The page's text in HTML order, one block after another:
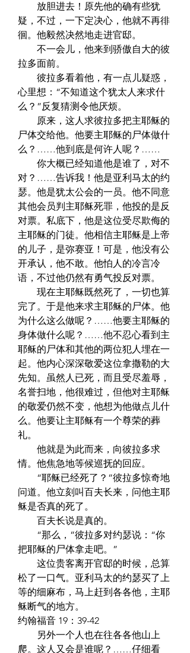
放胆进去！原先他的确有些犹
疑，不过，一下定决心，他就不再徘
徊。他毅然决然地走进官邸。
不一会儿，他来到骄傲自大的彼
拉多面前。
彼拉多看着他，有一点儿疑惑，
心里想：“不知道这个犹太人来求什
么？”反复猜测令他厌烦。
原来，这人求彼拉多把主耶稣的
尸体交给他。他要主耶稣的尸体做什
么？……他到底是何许人呢？……
你大概已经知道他是谁了，对不
对？……告诉我！他是亚利马太的约
瑟。他是犹太公会的一员。他不同意
其他会员判主耶稣死罪，他投的是反
对票。私底下，他是这位受尽欺侮的
主耶稣的门徒。他相信主耶稣是上帝
的儿子，是弥赛亚！可是，他没有公
开承认，他不敢。他怕人的冷言冷
语，不过他仍然有勇气投反对票。
现在主耶稣既然死了，一切也算
完了。于是他来求主耶稣的尸体。他
为什么这么做呢？……他要主耶稣的
身体做什么呢？……他不忍心看到主
耶稣的尸体和其他的两位犯人埋在一
起。他内心深深敬爱这位拿撒勒的大
先知。虽然人已死，而且受尽羞辱，
名誉扫地，他很难过，但他对主耶稣
的敬爱仍然不变，他想为他做点儿什
么。他要让主耶稣有一个尊荣的葬
礼。
他就是为此而来，向彼拉多求
情。他焦急地等候巡抚的回应。
“耶稣已经死了？”彼拉多惊奇地
问道。他立刻叫百夫长来，问他主耶
稣是否真的死了。
百夫长说是真的。
“那么，”彼拉多对约瑟说：“你
把耶稣的尸体拿走吧。”
这位贵客离开官邸的时候，总算
松了一口气。亚利马太的约瑟买了上
等的细麻布，马上赶到各各他，主耶
稣断气的地方。
约翰福音 19：39-42
另外一个人也在往各各他山上
爬。这人又会是谁呢？……仔细看